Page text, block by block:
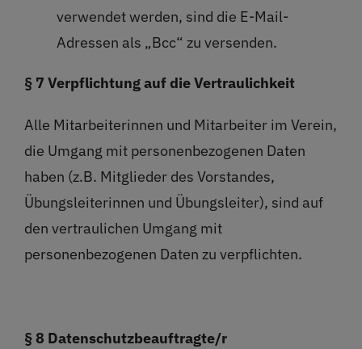
verwendet werden, sind die E-Mail-
Adressen als „Bcc“ zu versenden.
§ 7 Verpflichtung auf die Vertraulichkeit
Alle Mitarbeiterinnen und Mitarbeiter im Verein,
die Umgang mit personenbezogenen Daten
haben (z.B. Mitglieder des Vorstandes,
Übungsleiterinnen und Übungsleiter), sind auf
den vertraulichen Umgang mit
personenbezogenen Daten zu verpflichten.
§ 8 Datenschutzbeauftragte/r